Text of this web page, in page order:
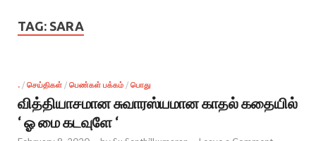
TAG: SARA
. / செய்திகள் / பெண்கள் பக்கம் / பொது
வித்தியாசமான சுவாரஸ்யமான காதல் கதையில்
‘ ஓ மை கடவுளே ‘